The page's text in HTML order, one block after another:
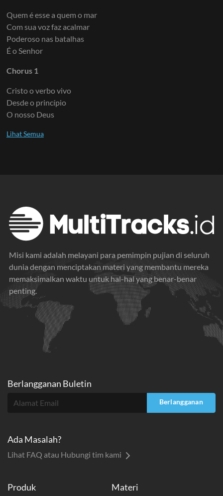
Quem é esse a quem o mar
Com sua voz faz acalmar
Poderoso nas batalhas
É o Senhor
Chorus 1
Cristo o verbo vivo
Desde o princípio
O nosso Deus
Misi kami adalah melayani para pemimpin pujian di seluruh
dunia dengan menciptakan materi yang membantu mereka
memaksimalkan waktu untuk hal-hal yang benar-benar
penting.
Produk Materi
Berlangganan Buletin
Berlangganan
Ada Masalah?
Lihat FAQ atau Hubungi tim kami